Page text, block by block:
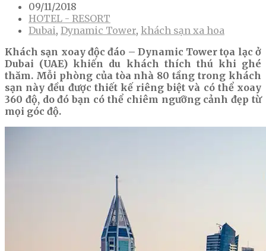
09/11/2018
HOTEL - RESORT
Dubai, Dynamic Tower, khách sạn xa hoa
Khách sạn xoay độc đáo – Dynamic Tower tọa lạc ở
Dubai (UAE) khiến du khách thích thú khi ghé
thăm. Mỗi phòng của tòa nhà 80 tầng trong khách
sạn này đều được thiết kế riêng biệt và có thể xoay
360 độ, do đó bạn có thể chiêm ngưỡng cảnh đẹp từ
mọi góc độ.